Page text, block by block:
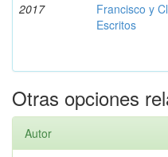
2017
Francisco y
Escritos
Otras opciones
Autor